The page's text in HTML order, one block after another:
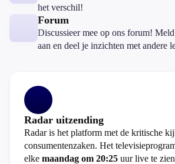
het verschil!
Forum
Discussieer mee op ons forum!
aan en deel je inzichten met andere
Radar uitzending
Radar is het platform met de kritische
consumentenzaken. Het
elke maandag om 20:25 uur live te